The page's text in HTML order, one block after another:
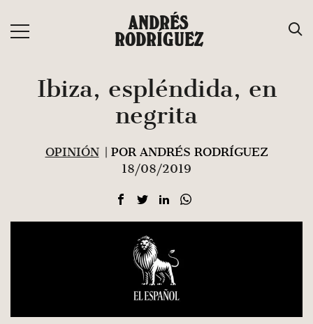
contenido
ANDRÉS
RODRÍGUEZ
Ibiza, espléndida, en
negrita
OPINIÓN
| POR ANDRÉS RODRÍGUEZ
18/08/2019